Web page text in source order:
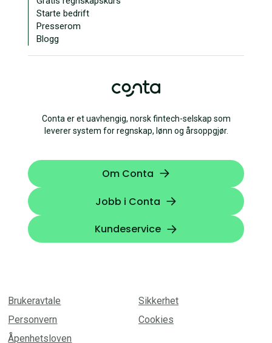
Conta er et uavhengig, norsk fintech-selskap som
leverer system for regnskap, lønn og årsoppgjør.
Om Conta
Jobb i Conta
Kundeservice
Starte bedrift
Presserom
Blogg
Brukeravtale
Sikkerhet
Personvern
Cookies
Åpenhetsloven